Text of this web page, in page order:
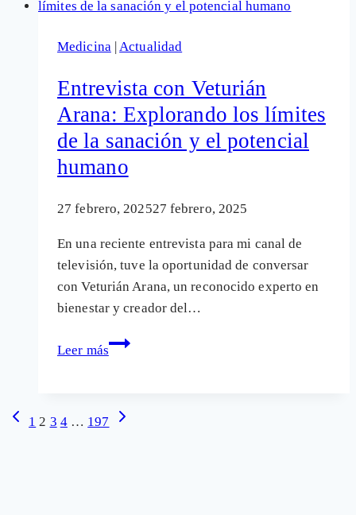
pandemia
COVID-
deja
un
legado
errores
sin
reconocer
Medicina|Actualidad
Entrevista con Veturián
Arana: Explorando los límites
de la sanación y el potencial
humano
27 febrero, 202527 febrero, 2025
En una reciente entrevista para mi canal de
televisión, tuve la oportunidad de conversar
con Veturián Arana, un reconocido experto en
bienestar y creador del…
Leer más
Entrevista
Explorando
Navegación
Página
1 2 3 4 … 197
Siguiente